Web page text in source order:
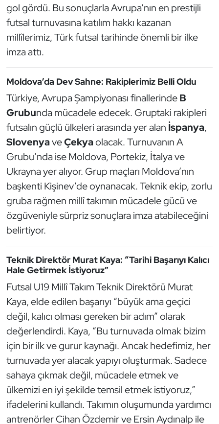
gol gördü. Bu sonuçlarla Avrupa’nın en prestijli
futsal turnuvasına katılım hakkı kazanan
millîlerimiz, Türk futsal tarihinde önemli bir ilke
imza attı.
Moldova’da Dev Sahne: Rakiplerimiz Belli Oldu
Türkiye, Avrupa Şampiyonası finallerindeB
Grubunda mücadele edecek. Gruptaki rakipleri
futsalın güçlü ülkeleri arasında yer alan İspanya,
SlovenyaveÇekyaolacak. Turnuvanın A
Grubu’nda ise Moldova, Portekiz, İtalya ve
Ukrayna yer alıyor. Grup maçları Moldova’nın
başkenti Kişinev’de oynanacak. Teknik ekip, zorlu
gruba rağmen millî takımın mücadele gücü ve
özgüveniyle sürpriz sonuçlara imza atabileceğini
belirtiyor.
Teknik Direktör Murat Kaya: “Tarihi Başarıyı Kalıcı
Hale Getirmek İstiyoruz”
Futsal U19 Millî Takım Teknik Direktörü Murat
Kaya, elde edilen başarıyı “büyük ama geçici
değil, kalıcı olması gereken bir adım” olarak
değerlendirdi. Kaya, “Bu turnuvada olmak bizim
için bir ilk ve gurur kaynağı. Ancak hedefimiz, her
turnuvada yer alacak yapıyı oluşturmak. Sadece
sahaya çıkmak değil, mücadele etmek ve
ülkemizi en iyi şekilde temsil etmek istiyoruz,”
ifadelerini kullandı. Takımın oluşumunda yardımcı
antrenörler Cihan Özdemir ve Ersin Aydınalp ile
Kick Boks
Kürek
Masa Tenisi
Modern Pentatlon
Motor Sporları
Muay Thai
Okçuluk
Optimist
Oryantiring
Özel Sporcular
Paralimpik
Ragbi
Satranç
Su Topu
Sualtı Sporları
Tekvando
Tenis